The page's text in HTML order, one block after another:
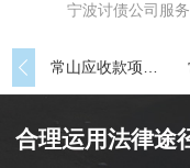
宁波讨债公司服
合理运用法律途